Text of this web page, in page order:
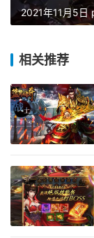
2021年11月5日
相关推荐